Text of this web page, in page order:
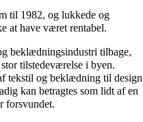
til 1982, og lukkede og
at have været rentabel.
beklædningsindustri tilbage,
tilstedeværelse i byen.
tekstil og beklædning til design
kan betragtes som lidt af en
forsvundet.